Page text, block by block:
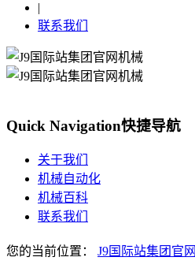
|
联系我们
Quick Navigation快捷导航
关于我们
机械自动化
机械百科
联系我们
您的当前位置： J9国际站集团官网